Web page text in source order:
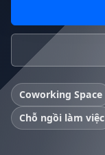
Coworking Space
Chỗ ngồi làm việc